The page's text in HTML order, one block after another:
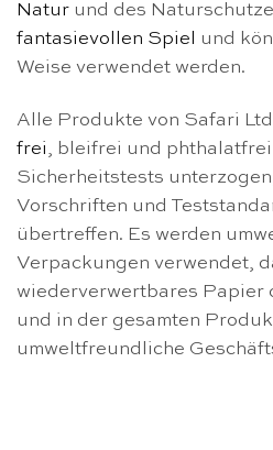
Natur und des
fantasievollen Spiel
und
Weise verwendet werden.
Alle Produkte von Safari
frei, bleifrei und
Sicherheitstests
Vorschriften und
übertreffen. Es werden
Verpackungen verwendet,
wiederverwertbares Papier
und in der gesamten
umweltfreundliche